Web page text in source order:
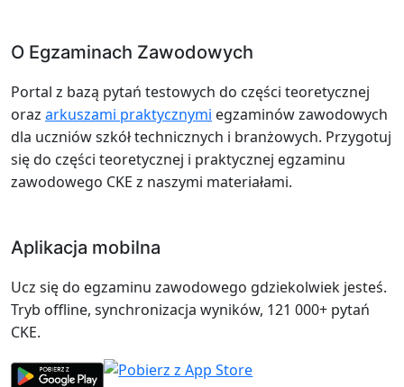
O Egzaminach Zawodowych
Portal z bazą pytań testowych do części teoretycznej
oraz arkuszami praktycznymi egzaminów zawodowych
dla uczniów szkół technicznych i branżowych. Przygotuj
się do części teoretycznej i praktycznej egzaminu
zawodowego CKE z naszymi materiałami.
Aplikacja mobilna
Ucz się do egzaminu zawodowego gdziekolwiek jesteś.
Tryb offline, synchronizacja wyników, 121 000+ pytań
CKE.